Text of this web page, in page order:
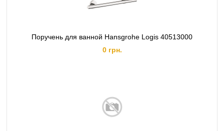
Поручень для ванной Hansgrohe Logis 40513000
0 грн.